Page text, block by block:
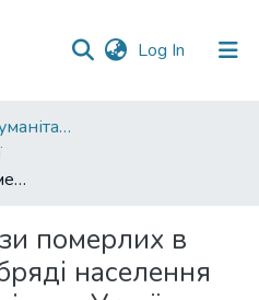
Log In (current)
001. Факультет гуманітарних наук
Нестандартні пози померлих в поховальному обряді населення ранньої бронзи півдня України
померлих в
населення